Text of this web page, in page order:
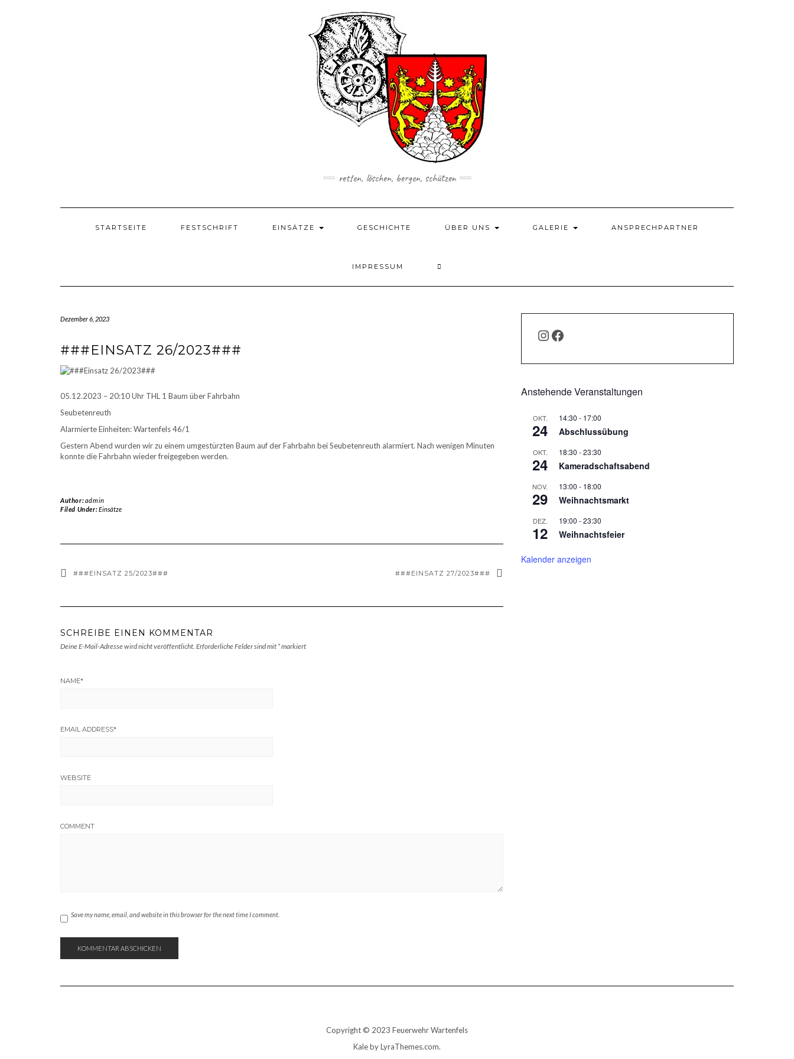
retten, löschen, bergen, schützen
STARTSEITE FESTSCHRIFT EINSÄTZE GESCHICHTE ÜBER UNS GALERIE ANSPRECHPARTNER
IMPRESSUM
Dezember 6, 2023
###EINSATZ 26/2023###
05.12.2023 – 20:10 Uhr THL 1 Baum über Fahrbahn
Seubetenreuth
Alarmierte Einheiten: Wartenfels 46/1
Gestern Abend wurden wir zu einem umgestürzten Baum auf der Fahrbahn bei Seubetenreuth alarmiert. Nach wenigen Minuten
konnte die Fahrbahn wieder freigegeben werden.
Author:admin
Filed Under:Einsätze
###EINSATZ 25/2023### ###EINSATZ 27/2023###
SCHREIBE EINEN KOMMENTAR
Deine E-Mail-Adresse wird nicht veröffentlicht. Erforderliche Felder sind mit *markiert
NAME*
EMAIL ADDRESS*
WEBSITE
COMMENT
Save my name, email, and website in this browser for the next time I comment.
INSTAGRAM
FACEBOOK
Anstehende Veranstaltungen
OKT.
24
14:30 - 17:00
Abschlussübung
OKT.
24
18:30 -23:30
Kameradschaftsabend
NOV.
29
13:00 - 18:00
Weihnachtsmarkt
DEZ.
12
19:00 -23:30
Weihnachtsfeier
Kalender anzeigen
Copyright © 2023 Feuerwehr Wartenfels
Kaleby LyraThemes.com.